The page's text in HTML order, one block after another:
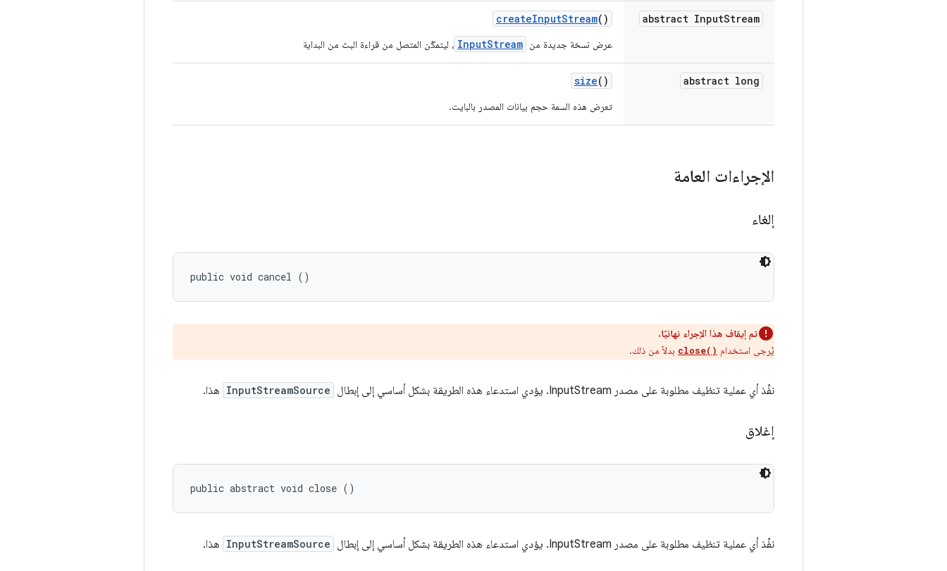
abstract InputStream
createInputStream()
عرض نسخة جديدة من InputStream ، ليتمكّن المتصل من قراءة البث من البداية
abstract long
size()
تعرض هذه السمة حجم بيانات المصدر بالبايت.
الإجراءات العامة
إلغاء
public void cancel ()
تم إيقاف هذا الإجراء نهائيًا.
يُرجى استخدام close() بدلاً من ذلك.
نفِّذ أي عملية تنظيف مطلوبة على مصدر InputStream. يؤدي استدعاء هذه الطريقة بشكل أساسي إلى إبطال InputStreamSource هذا.
إغلاق
public abstract void close ()
نفِّذ أي عملية تنظيف مطلوبة على مصدر InputStream. يؤدي استدعاء هذه الطريقة بشكل أساسي إلى إبطال InputStreamSource هذا.